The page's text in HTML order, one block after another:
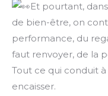
Et pourtant,
de bien-être, on
performance, du
faut renvoyer, de la
Tout ce qui conduit
encaisser.